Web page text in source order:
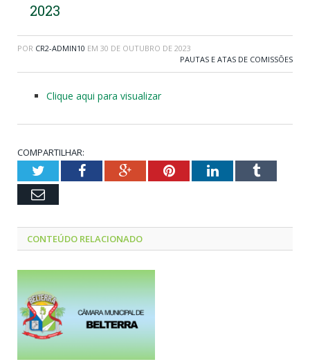
2023
POR CR2-ADMIN10 EM 30 DE OUTUBRO DE 2023
PAUTAS E ATAS DE COMISSÕES
Clique aqui para visualizar
COMPARTILHAR:
TwitterFacebookGoogle+PinterestLinkedInTumblr
Email
CONTEÚDO RELACIONADO